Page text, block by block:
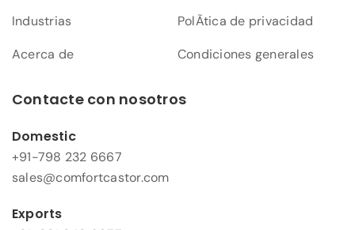
Industrias
Acerca de
PolÃ­tica de privacidad
Condiciones generales
Contacte con nosotros
Domestic
+91-798 232 6667
sales@comfortcastor.com
Exports